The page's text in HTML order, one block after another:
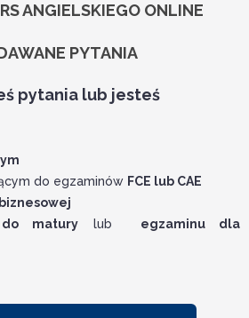
ANGIELSKIEGO ONLINE
PYTANIA
pytania lub jesteś
do egzaminów FCE lub CAE
do matury lub egzaminu dla